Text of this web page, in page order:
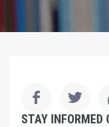
STAY INFORMED